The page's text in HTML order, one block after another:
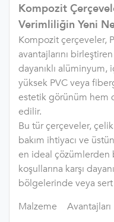
Kompozit
Verimliliğin Yeni
Kompozit çerçeveler,
avantajlarını
dayanıklı alüminyum,
yüksek PVC veya
estetik görünüm hem
edilir.
Bu tür çerçeveler,
bakım ihtiyacı ve
en ideal çözümlerden
koşullarına karşı
bölgelerinde veya
Malzeme
Avantajları